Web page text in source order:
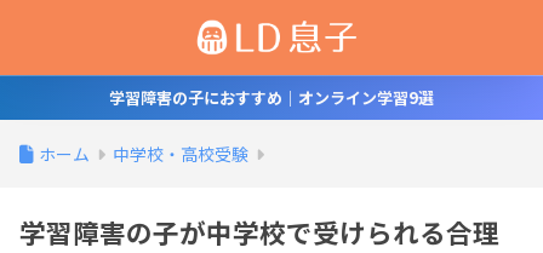
学習障害の子におすすめ｜オンライン学習9選
ホーム 中学校・高校受験
学習障害の子が中学校で受けられる合理